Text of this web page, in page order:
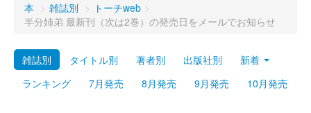
購入管理
Myシェルフ
プレミアム
本 > 雑誌別 > トーチweb >
半分姉弟 最新刊（次は2巻）の発売日をメールでお知らせ
雑誌別 タイトル別 著者別 出版社別
新着
ランキング
7月発売 8月発売 9月発売 10月発売